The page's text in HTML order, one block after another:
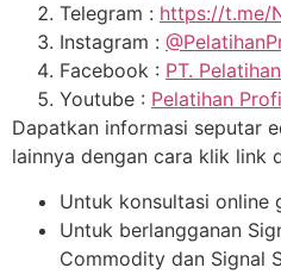
Telegram : https://t.me/
Instagram :
Facebook : PT.
Youtube : Pelatihan
Dapatkan informasi seputar
lainnya dengan cara klik link
Untuk konsultasi online
Untuk berlangganan
Commodity dan Signal